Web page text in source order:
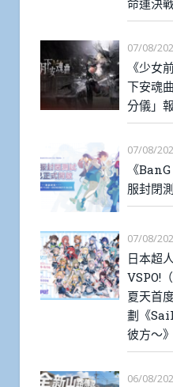
命運決
07/08/
《少女
下安魂
分儀」
07/08/
《
服封閉
07/08/
日本超
VSPO!
夏天首
劃《
彼方～》
06/08/